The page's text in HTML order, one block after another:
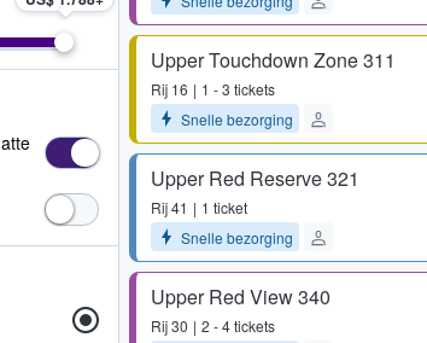
Upper Touchdown Zone 311
Rij 16
1 - 3 tickets
Snelle bezorging
Upper Red Reserve 321
Rij41
1 ticket
Snelle bezorging
Upper Red View 340
Rij30
2 - 4 tickets